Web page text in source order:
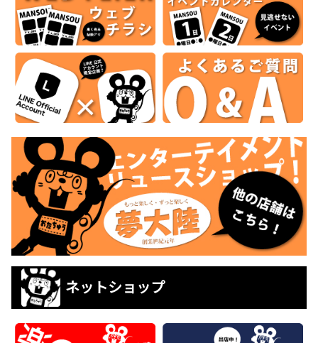
ネットショップ